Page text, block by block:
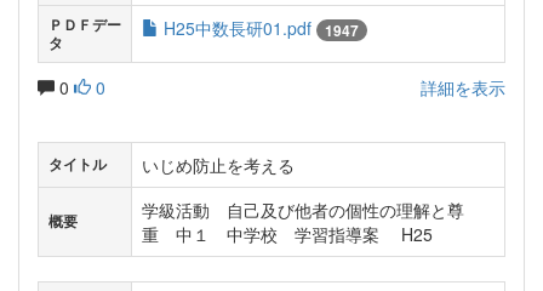
ＰＤＦデー
タ
H25中数長研01.pdf 1947
0 0 詳細を表示
タイトル いじめ防止を考える
概要
学級活動 自己及び他者の個性の理解と尊
重 中１ 中学校 学習指導案 H25